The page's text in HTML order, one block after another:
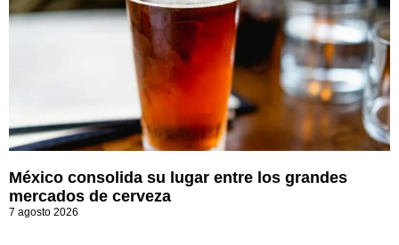
México consolida su lugar entre los grandes
mercados de cerveza
7 agosto 2026